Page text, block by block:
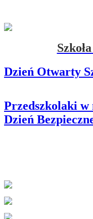
Dzień Otwarty
Przedszkolaki w
Dzień